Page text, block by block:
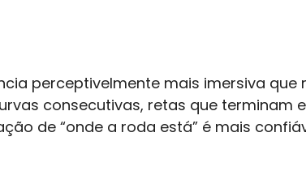
perceptivelmente mais imersiva que
consecutivas, retas que terminam
de “onde a roda está” é mais